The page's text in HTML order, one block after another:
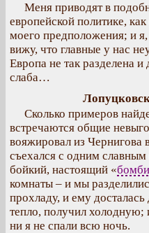
Меня приводят в
европейской политике,
моего предположения; и
вижу, что главные у нас
Европа не так разделена и
слаба…
Сколько примеров
встречаются общие
вояжировал из Чернигова
съехался с одним
бойкий, настоящий «
комнаты – и мы
прохладу, и ему
тепло, получил холодную;
ни я не спали всю ночь.